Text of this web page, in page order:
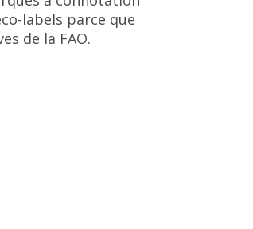
labels parce que
de la FAO.